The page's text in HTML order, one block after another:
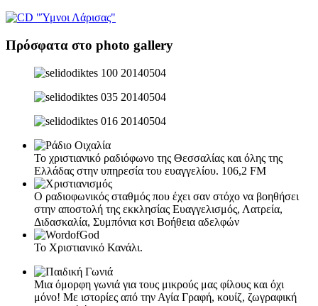
Πρόσφατα στο photo gallery
Το χριστιανικό ραδιόφωνο της Θεσσαλίας και όλης της
Ελλάδας στην υπηρεσία του ευαγγελίου. 106,2 FM
Ο ραδιοφωνικός σταθμός που έχει σαν στόχο να βοηθήσει
στην αποστολή της εκκλησίας Ευαγγελισμός, Λατρεία,
Διδασκαλία, Συμπόνια κσι Βοήθεια αδελφών
Το Χριστιανικό Κανάλι.
Μια όμορφη γωνιά για τους μικρούς μας φίλους και όχι
μόνο! Με ιστορίες από την Αγία Γραφή, κουίζ, ζωγραφική